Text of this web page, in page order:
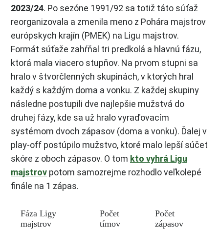
2023/24. Po sezóne 1991/92 sa totiž táto súťaž
reorganizovala a zmenila meno z Pohára majstrov
európskych krajín (PMEK) na Ligu majstrov.
Formát súťaže zahŕňal tri predkolá a hlavnú fázu,
ktorá mala viacero stupňov. Na prvom stupni sa
hralo v štvorčlenných skupinách, v ktorých hral
každý s každým doma a vonku. Z každej skupiny
následne postupili dve najlepšie mužstvá do
druhej fázy, kde sa už hralo vyraďovacím
systémom dvoch zápasov (doma a vonku). Ďalej v
play-off postúpilo mužstvo, ktoré malo lepší súčet
skóre z oboch zápasov. O tom kto vyhrá Ligu
majstrov potom samozrejme rozhodlo veľkolepé
finále na 1 zápas.
Fáza Ligy
majstrov
Počet
tímov
Počet
zápasov